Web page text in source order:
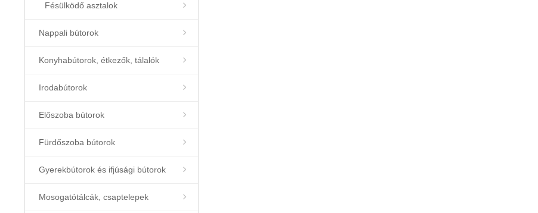
Fésülködő asztalok
Nappali bútorok
Konyhabútorok, étkezők, tálalók
Irodabútorok
Előszoba bútorok
Fürdőszoba bútorok
Gyerekbútorok és ifjúsági bútorok
Mosogatótálcák, csaptelepek